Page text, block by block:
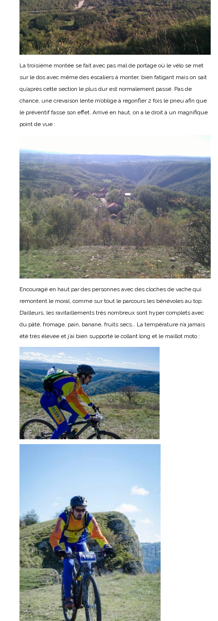
La troisième montée se fait avec pas mal de portage où le vélo se met
sur le dos avec même des escaliers à monter, bien fatigant mais on sait
qu’après cette section le plus dur est normalement passé. Pas de
chance, une crevaison lente m’oblige à regonfler 2 fois le pneu afin que
le préventif fasse son effet. Arrivé en haut, on a le droit à un magnifique
point de vue :
Encouragé en haut par des personnes avec des cloches de vache qui
remontent le moral, comme sur tout le parcours les bénévoles au top.
D’ailleurs, les ravitaillements très nombreux sont hyper complets avec
du pâté, fromage, pain, banane, fruits secs… La température n’a jamais
été très élevée et j’ai bien supporté le collant long et le maillot moto :